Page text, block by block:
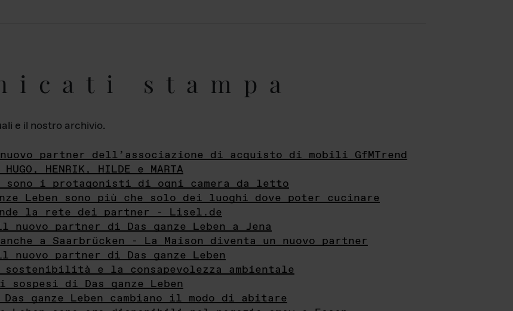
stampa
e il nostro archivio.
partner dell’associazione di acquisto di mobili GfMTrend
HENRIK, HILDE e MARTA
sono i protagonisti di ogni camera da letto
Leben sono più che solo dei luoghi dove poter cucinare
la rete dei partner - Lisel.de
partner di Das ganze Leben a Jena
a Saarbrücken - La Maison diventa un nuovo partner
partner di Das ganze Leben
sostenibilità e la consapevolezza ambientale
di Das ganze Leben
ganze Leben cambiano il modo di abitare